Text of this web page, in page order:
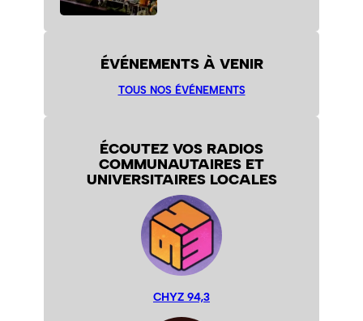
ÉVÉNEMENTS À VENIR
TOUS NOS ÉVÉNEMENTS
ÉCOUTEZ VOS RADIOS
COMMUNAUTAIRES ET
UNIVERSITAIRES LOCALES
CHYZ 94,3